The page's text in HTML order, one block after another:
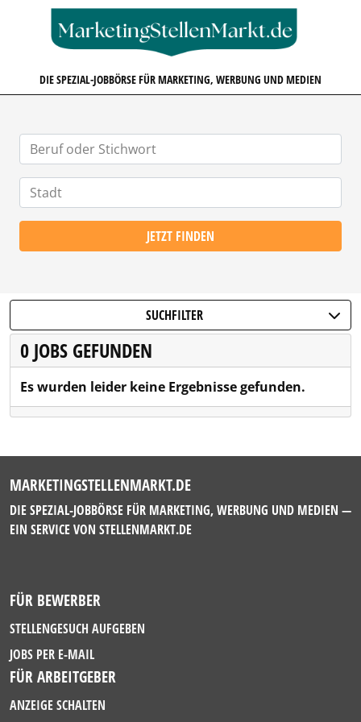
DIE SPEZIAL-JOBBÖRSE FÜR MARKETING, WERBUNG UND MEDIEN
JETZT FINDEN
SUCHFILTER
0 JOBS GEFUNDEN
Es wurden leider keine Ergebnisse gefunden.
MARKETINGSTELLENMARKT.DE
DIE SPEZIAL-JOBBÖRSE FÜR MARKETING, WERBUNG UND MEDIEN —
EIN SERVICE VON STELLENMARKT.DE
FÜR BEWERBER
STELLENGESUCH AUFGEBEN
JOBS PER E-MAIL
FÜR ARBEITGEBER
ANZEIGE SCHALTEN